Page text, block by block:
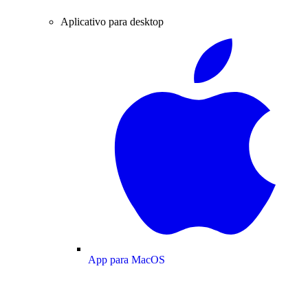
Aplicativo para desktop
App para MacOS